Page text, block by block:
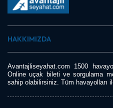
HAKKIMIZDA
Avantajliseyahat.com 1500
Online uçak bileti ve sorgulama
sahip olabilirsiniz. Tüm havayolları